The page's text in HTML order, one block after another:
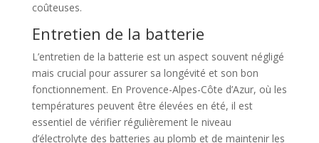
coûteuses.
Entretien de la batterie
L’entretien de la batterie est un aspect souvent négligé
mais crucial pour assurer sa longévité et son bon
fonctionnement. En Provence-Alpes-Côte d’Azur, où les
températures peuvent être élevées en été, il est
essentiel de vérifier régulièrement le niveau
d’électrolyte des batteries au plomb et de maintenir les